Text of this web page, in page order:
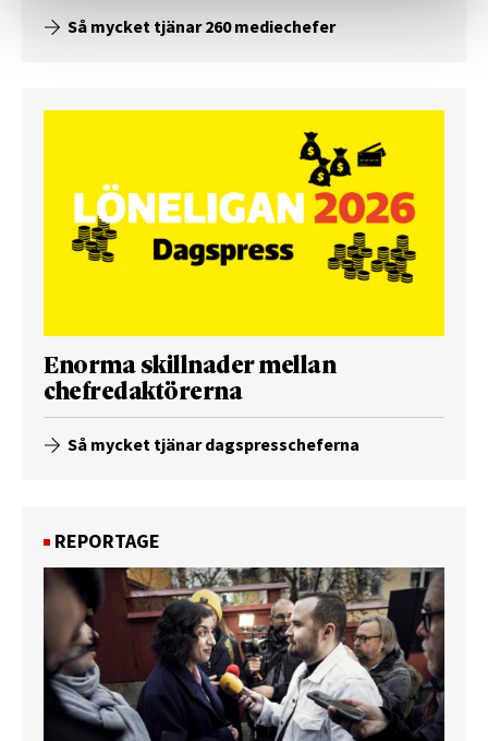
Så mycket tjänar 260 mediechefer
Enorma skillnader mellan
chefredaktörerna
Så mycket tjänar dagspresscheferna
REPORTAGE